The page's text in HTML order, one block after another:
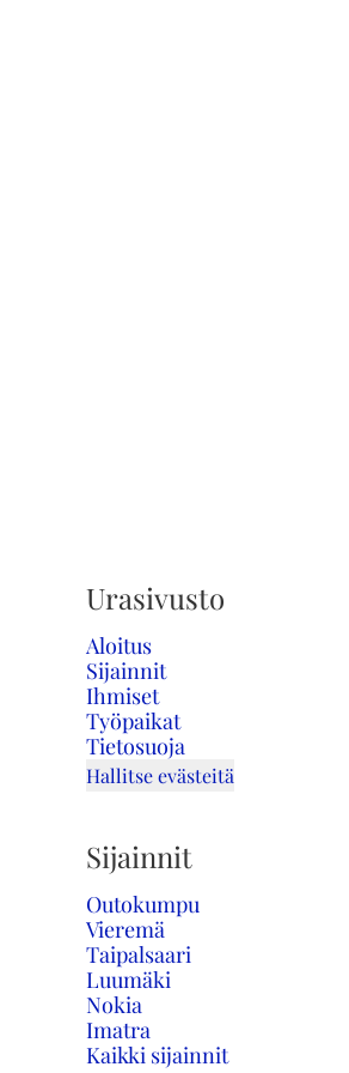
Urasivusto
Aloitus
Sijainnit
Ihmiset
Työpaikat
Tietosuoja
Hallitse evästeitä
Sijainnit
Outokumpu
Vieremä
Taipalsaari
Luumäki
Nokia
Imatra
Kaikki sijainnit